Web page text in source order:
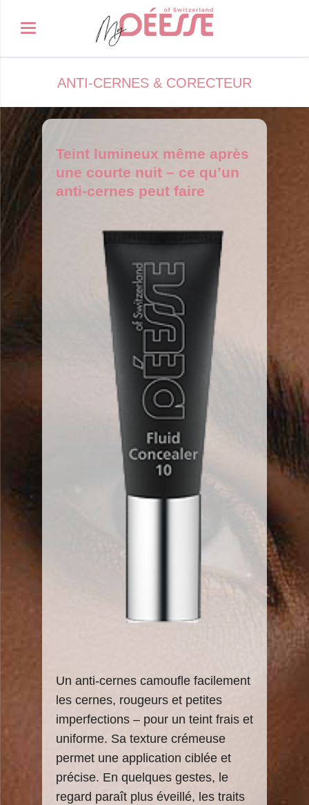
ANTI-CERNES & CORECTEUR
Teint lumineux même après
une courte nuit – ce qu’un
anti-cernes peut faire
Un anti-cernes camoufle facilement
les cernes, rougeurs et petites
imperfections – pour un teint frais et
uniforme. Sa texture crémeuse
permet une application ciblée et
précise. En quelques gestes, le
regard paraît plus éveillé, les traits